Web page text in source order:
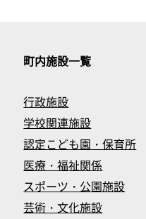
町内施設一覧
行政施設
学校関連施設
認定こども園・保育所
医療・福祉関係
スポーツ・公園施設
芸術・文化施設